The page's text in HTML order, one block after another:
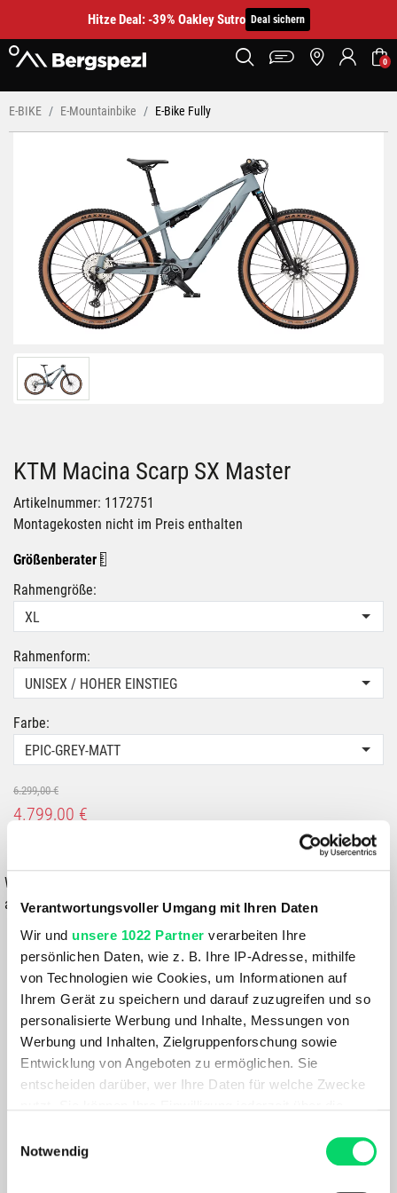
Verantwortungsvoller Umgang mit Ihren Daten
Wir und unsere 1022 Partner verarbeiten Ihre
persönlichen Daten, wie z. B. Ihre IP-Adresse, mithilfe
von Technologien wie Cookies, um Informationen auf
Ihrem Gerät zu speichern und darauf zuzugreifen und so
personalisierte Werbung und Inhalte, Messungen von
Werbung und Inhalten, Zielgruppenforschung sowie
Entwicklung von Angeboten zu ermöglichen. Sie
entscheiden darüber, wer Ihre Daten für welche Zwecke
Trigger Symbol ändern oder widerrufen
Notwendig
Hitze Deal: -39% Oakley Sutro Deal sichern
0
E-BIKE E-Mountainbike E-Bike Fully
KTM Macina Scarp SX Master
Artikelnummer: 1172751
Montagekosten nicht im Preis enthalten
Größenberater
Rahmengröße:
XL
Rahmenform:
UNISEX / HOHER EINSTIEG
Farbe:
EPIC-GREY-MATT
6.299,00 €
4.799,00 €
IN DEN WARENKORB
Wähle eine Variante aus, um die Verfügbarkeit in unseren Filialen
anzuzeigen
Du hast eine Frage?
Wir rufen dich an und beraten dich gerne.
BESCHREIBUNG
Das KTM Macina Scarp SX Master ist ein hochwertiges E-
ausgezeichnete Federung und Fahrkontrolle, während der